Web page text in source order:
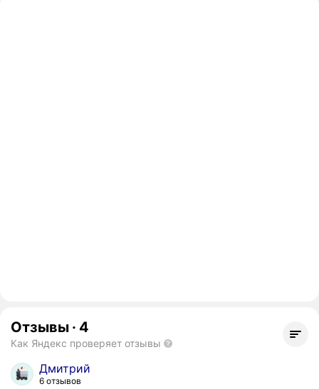
Отзывы · 4
Как Яндекс проверяет отзывы
Дмитрий
6 отзывов